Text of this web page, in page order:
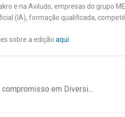
e na Aviludo, empresas do grupo
(IA), formação qualificada,
sobre a edição aqui.
tb.lx reforça o compromisso em Diversidade, Equidade e Inclusão